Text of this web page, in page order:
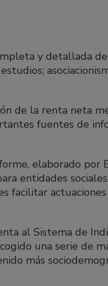
y detallada
de la renta neta
fuentes de
elaborado por
entidades
facilitar
al Sistema de
una serie de
más